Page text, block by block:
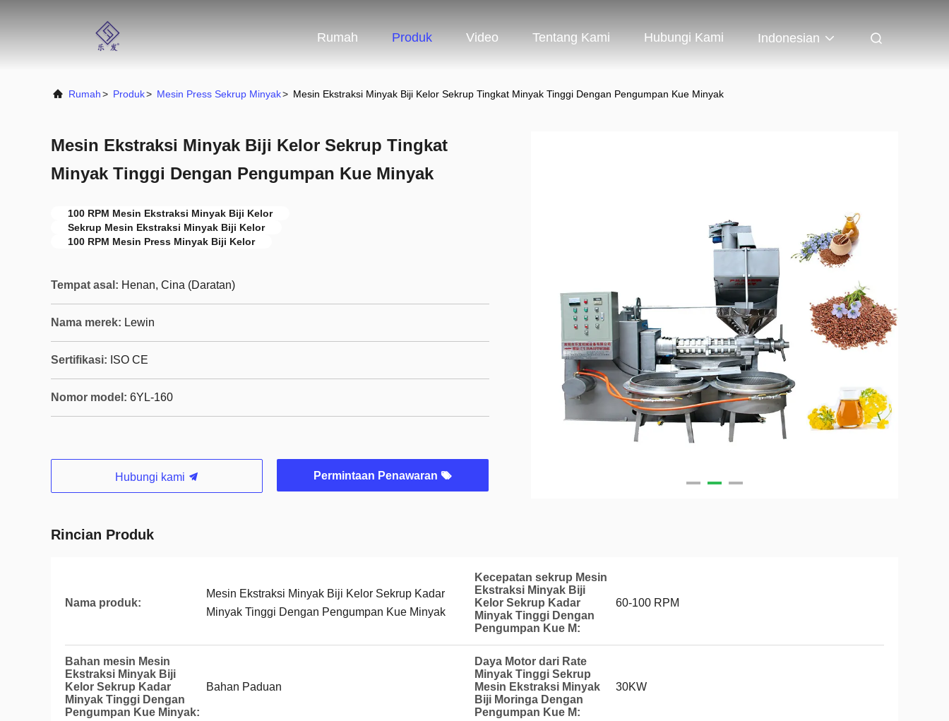
Rumah Produk Video Tentang Kami Hubungi Kami Indonesian
Rumah> Produk> Mesin Press Sekrup Minyak> Mesin Ekstraksi Minyak Biji Kelor Sekrup Tingkat Minyak Tinggi Dengan Pengumpan Kue Minyak
Mesin Ekstraksi Minyak Biji Kelor Sekrup Tingkat
Minyak Tinggi Dengan Pengumpan Kue Minyak
100 RPM Mesin Ekstraksi Minyak Biji Kelor
Sekrup Mesin Ekstraksi Minyak Biji Kelor
100 RPM Mesin Press Minyak Biji Kelor
Tempat asal: Henan, Cina (Daratan)
Nama merek: Lewin
Sertifikasi: ISO CE
Nomor model: 6YL-160
Hubungi kami Permintaan Penawaran
Rincian Produk
Nama produk:
Mesin Ekstraksi Minyak Biji Kelor Sekrup Kadar
Minyak Tinggi Dengan Pengumpan Kue Minyak
Kecepatan sekrup Mesin
Ekstraksi Minyak Biji
Kelor Sekrup Kadar
Minyak Tinggi Dengan
Pengumpan Kue M:
60-100 RPM
Bahan mesin Mesin
Ekstraksi Minyak Biji
Kelor Sekrup Kadar
Minyak Tinggi Dengan
Pengumpan Kue Minyak:
Bahan Paduan
Daya Motor dari Rate
Minyak Tinggi Sekrup
Mesin Ekstraksi Minyak
Biji Moringa Dengan
Pengumpan Kue M:
30KW